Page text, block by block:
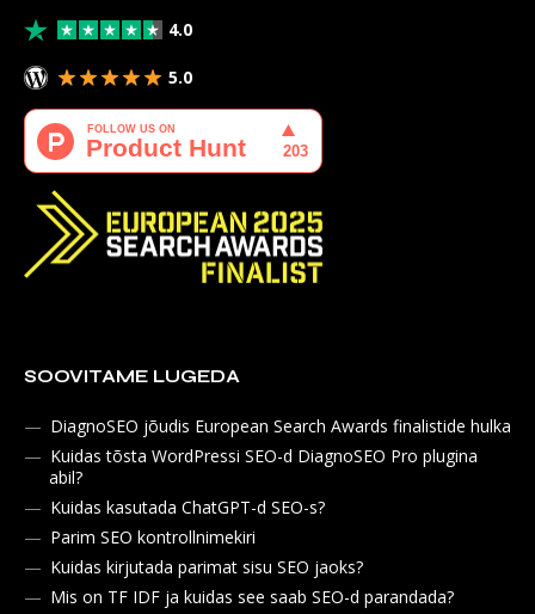
4.0
5.0
SOOVITAME LUGEDA
DiagnoSEO jõudis European Search Awards finalistide hulka
Kuidas tõsta WordPressi SEO-d DiagnoSEO Pro plugina
abil?
Kuidas kasutada ChatGPT-d SEO-s?
Parim SEO kontrollnimekiri
Kuidas kirjutada parimat sisu SEO jaoks?
Mis on TF IDF ja kuidas see saab SEO-d parandada?